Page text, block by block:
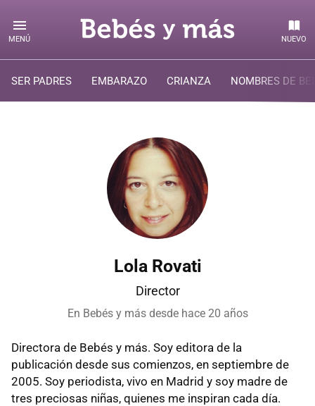
MENÚ NUEVO
SER PADRES EMBARAZO CRIANZA NOMBRES DE
Lola Rovati
Director
En Bebés y más desde hace 20 años
Directora de Bebés y más. Soy editora de la
publicación desde sus comienzos, en septiembre de
2005. Soy periodista, vivo en Madrid y soy madre de
tres preciosas niñas, quienes me inspiran cada día.